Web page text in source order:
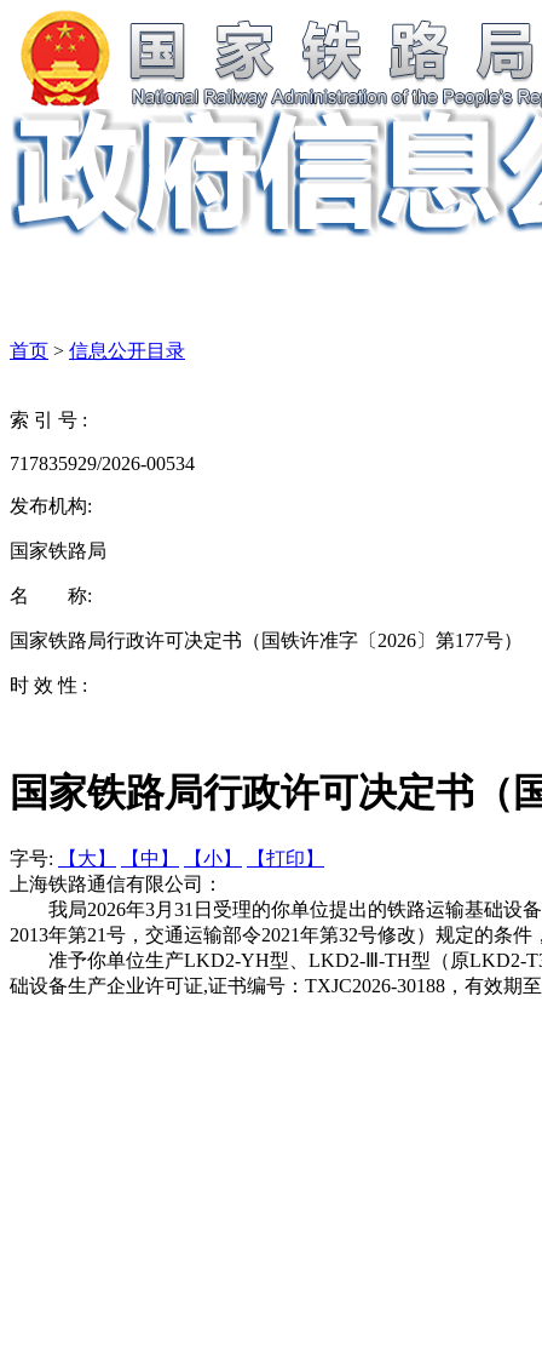
首页 > 信息公开目录
索 引 号 :
717835929/2026-00534
发布机构:
国家铁路局
名 称:
国家铁路局行政许可决定书（国铁许准字〔2026〕第177号）
时 效 性 :
国家铁路局行政许可决定书（
字号: 【大】 【中】 【小】
【打印】
上海铁路通信有限公司：
我局2026年3月31日受理的你单位提出的铁路运输基础设
2013年第21号，交通运输部令2021年第32号修改）规定的条
准予你单位生产LKD2-YH型、LKD2-Ⅲ-TH型（原LKD2-T3
础设备生产企业许可证,证书编号：TXJC2026-30188，有效期